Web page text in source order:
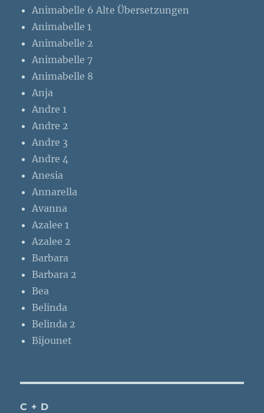
Animabelle 6 Alte Übersetzungen
Animabelle 1
Animabelle 2
Animabelle 7
Animabelle 8
Anja
Andre 1
Andre 2
Andre 3
Andre 4
Anesia
Annarella
Avanna
Azalee 1
Azalee 2
Barbara
Barbara 2
Bea
Belinda
Belinda 2
Bijounet
C + D